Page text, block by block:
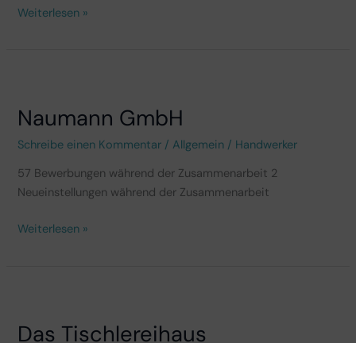
Weiterlesen »
Naumann GmbH
Schreibe einen Kommentar / Allgemein / Handwerker
57 Bewerbungen während der Zusammenarbeit 2
Neueinstellungen während der Zusammenarbeit
Weiterlesen »
Das Tischlereihaus